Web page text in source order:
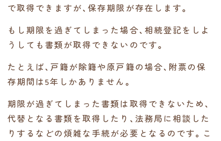
で取得できますが、保存期限が存在します。
もし期限を過ぎてしまった場合、相続登記をしよ
うしても書類が取得できないのです。
たとえば、戸籍が除籍や原戸籍の場合、附票の保
存期間は5年しかありません。
期限が過ぎてしまった書類は取得できないため、
代替となる書類を取得したり、法務局に相談した
りするなどの煩雑な手続が必要となるのです。こ